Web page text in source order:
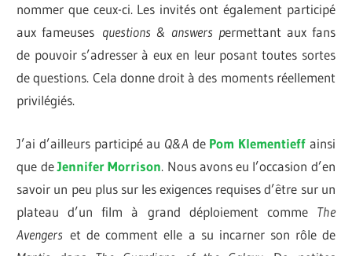
nommer que ceux-ci. Les invités ont également participé
aux fameuses questions & answers permettant aux fans
de pouvoir s’adresser à eux en leur posant toutes sortes
de questions. Cela donne droit à des moments réellement
privilégiés.
J’ai d’ailleurs participé au Q&A de Pom Klementieff ainsi
que deJennifer Morrison. Nous avons eu l’occasion d’en
savoir un peu plus sur les exigences requises d’être sur un
plateau d’un film à grand déploiement comme The
Avengerset de comment elle a su incarner son rôle de